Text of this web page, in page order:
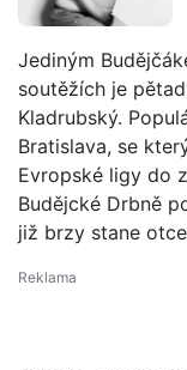
Jediným
soutěžích je
Kladrubský.
Bratislava, se
Evropské ligy do
Budějcké Drbně
již brzy stane